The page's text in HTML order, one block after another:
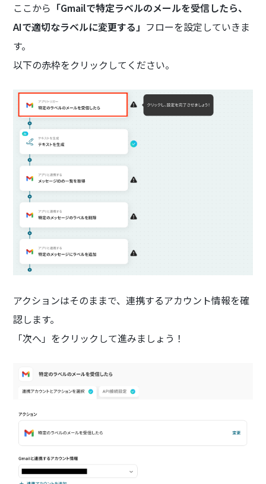
ここから 「Gmailで特定ラベルのメールを受信したら、
AIで適切なラベルに変更する」 フローを設定していきま
す。
以下の赤枠をクリックしてください。
アクションはそのままで、連携するアカウント情報を確
認します。
「次へ」をクリックして進みましょう！